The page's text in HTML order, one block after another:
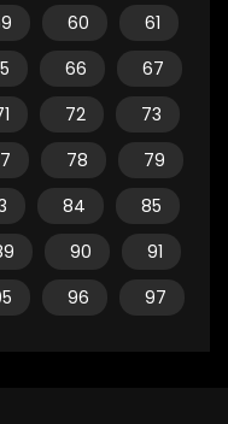
60
61
66
67
72
73
78
79
84
85
90
91
96 97